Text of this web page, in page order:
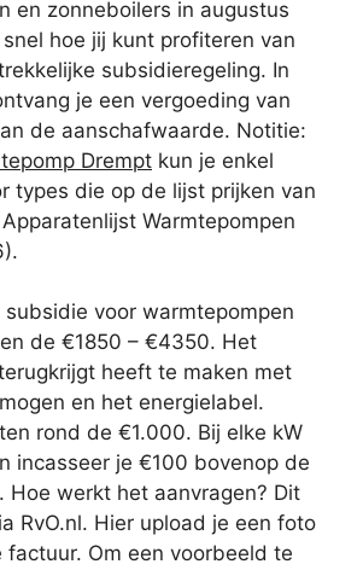
en zonneboilers in augustus
hoe jij kunt profiteren van
subsidieregeling. In
je een vergoeding van
de aanschafwaarde. Notitie:
Drempt kun je enkel
types die op de lijst prijken van
Apparatenlijst Warmtepompen
subsidie voor warmtepompen
de €1850 – €4350. Het
heeft te maken met
en het energielabel.
rond de €1.000. Bij elke kW
incasseer je €100 bovenop de
Hoe werkt het aanvragen? Dit
RvO.nl. Hier upload je een foto
factuur. Om een voorbeeld te